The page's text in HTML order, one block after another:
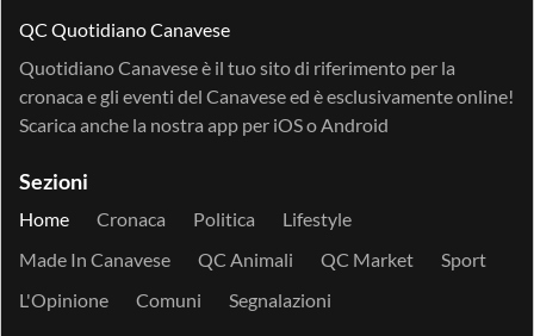
QC Quotidiano Canavese
Quotidiano Canavese è il tuo sito di riferimento per la
cronaca e gli eventi del Canavese ed è esclusivamente online!
Scarica anche la nostra app per iOSoAndroid
Sezioni
Home Cronaca Politica
Lifestyle
Made In Canavese
QC Animali QC Market
Sport
L'Opinione
Comuni Segnalazioni